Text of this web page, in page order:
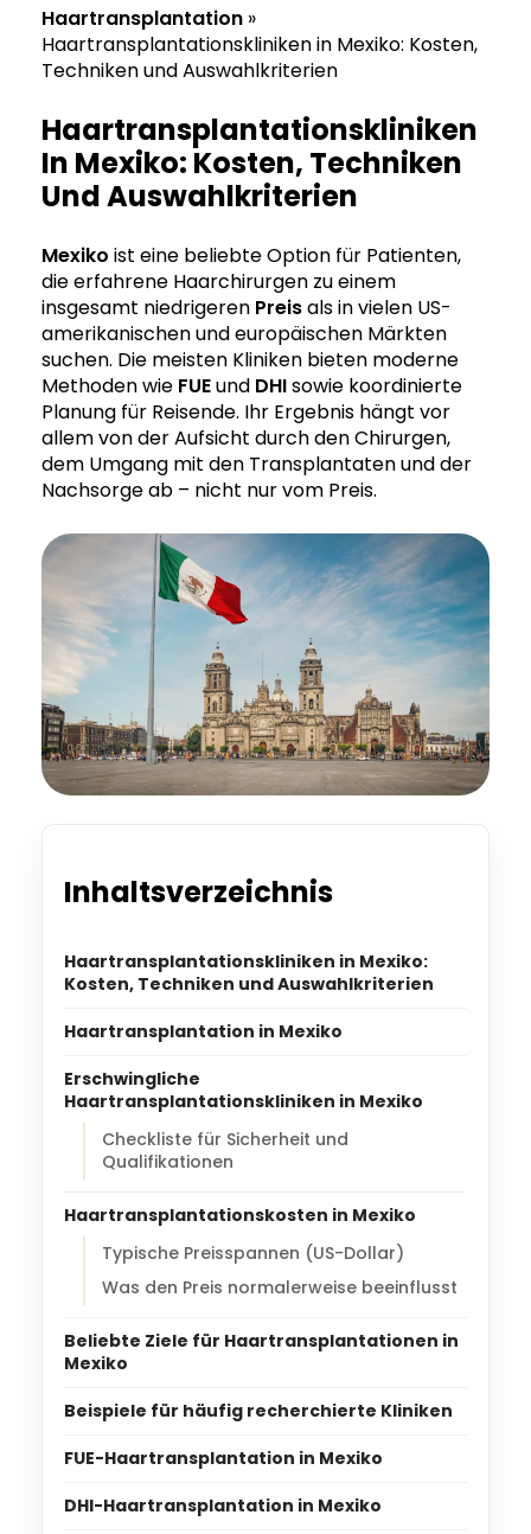
Haartransplantation »
Haartransplantationskliniken in Mexiko: Kosten,
Techniken und Auswahlkriterien
Haartransplantationskliniken
In Mexiko: Kosten, Techniken
Und Auswahlkriterien
Mexiko ist eine beliebte Option für Patienten,
die erfahrene Haarchirurgen zu einem
insgesamt niedrigeren Preisals in vielen US-
amerikanischen und europäischen Märkten
suchen. Die meisten Kliniken bieten moderne
Methoden wie FUEund DHIsowie koordinierte
Planung für Reisende. Ihr Ergebnis hängt vor
allem von der Aufsicht durch den Chirurgen,
dem Umgang mit den Transplantaten und der
Nachsorge ab – nicht nur vom Preis.
Inhaltsverzeichnis
Haartransplantationskliniken in Mexiko:
Kosten, Techniken und Auswahlkriterien
Haartransplantation in Mexiko
Erschwingliche
Haartransplantationskliniken in Mexiko
Checkliste für Sicherheit und
Qualifikationen
Haartransplantationskosten in Mexiko
Typische Preisspannen (US-Dollar)
Was den Preis normalerweise beeinflusst
Beliebte Ziele für Haartransplantationen in
Mexiko
Beispiele für häufig recherchierte Kliniken
FUE-Haartransplantation in Mexiko
DHI-Haartransplantation in Mexiko